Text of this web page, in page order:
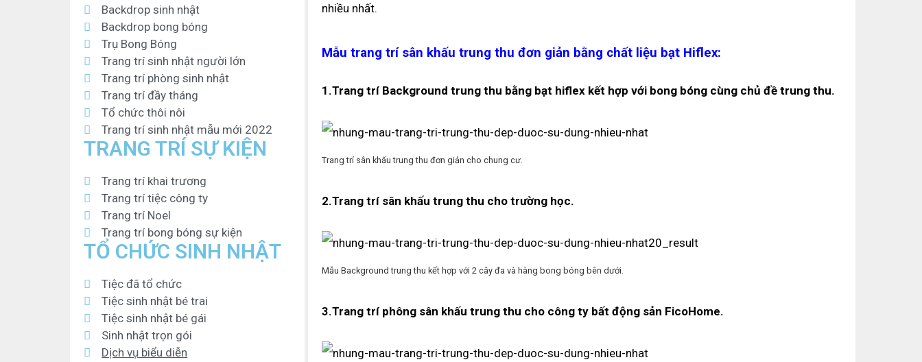
Backdrop sinh nhật
Backdrop bong bóng
Trụ Bong Bóng
Trang trí sinh nhật người lớn
Trang trí phòng sinh nhật
Trang trí đầy tháng
Tổ chức thôi nôi
Trang trí sinh nhật mẫu mới 2022
TRANG TRÍ SỰ KIỆN
Trang trí khai trương
Trang trí tiệc công ty
Trang trí Noel
Trang trí bong bóng sự kiện
TỔ CHỨC SINH NHẬT
Tiệc đã tổ chức
Tiệc sinh nhật bé trai
Tiệc sinh nhật bé gái
Sinh nhật trọn gói
Dịch vụ biểu diễn
nhiều nhất.
Mẫu trang trí sân khấu trung thu đơn giản bằng chất liệu bạt Hiflex:
1.Trang trí Background trung thu bằng bạt hiflex kết hợp với bong bóng cùng chủ đề trung thu.
Trang trí sân khấu trung thu đơn giản cho chung cư.
2.Trang trí sân khấu trung thu cho trường học.
Mẫu Background trung thu kết hợp với 2 cây đa và hàng bong bóng bên dưới.
3.Trang trí phông sân khấu trung thu cho công ty bất động sản FicoHome.